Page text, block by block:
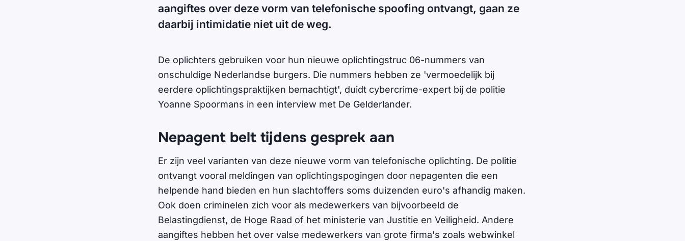
aangiftes over deze vorm van telefonische spoofing ontvangt, gaan ze
daarbij intimidatie niet uit de weg.
De oplichters gebruiken voor hun nieuwe oplichtingstruc 06-nummers van
onschuldige Nederlandse burgers. Die nummers hebben ze 'vermoedelijk bij
eerdere oplichtingspraktijken bemachtigt', duidt cybercrime-expert bij de politie
Yoanne Spoormans in een interview met De Gelderlander.
Nepagent belt tijdens gesprek aan
Er zijn veel varianten van deze nieuwe vorm van telefonische oplichting. De politie
ontvangt vooral meldingen van oplichtingspogingen door nepagenten die een
helpende hand bieden en hun slachtoffers soms duizenden euro's afhandig maken.
Ook doen criminelen zich voor als medewerkers van bijvoorbeeld de
Belastingdienst, de Hoge Raad of het ministerie van Justitie en Veiligheid. Andere
aangiftes hebben het over valse medewerkers van grote firma's zoals webwinkel